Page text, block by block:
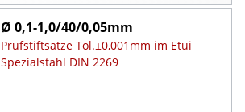
Ø 0,1-1,0/40/0,05mm
Prüfstiftsätze Tol.±0,001mm im Etui
Spezialstahl DIN 2269